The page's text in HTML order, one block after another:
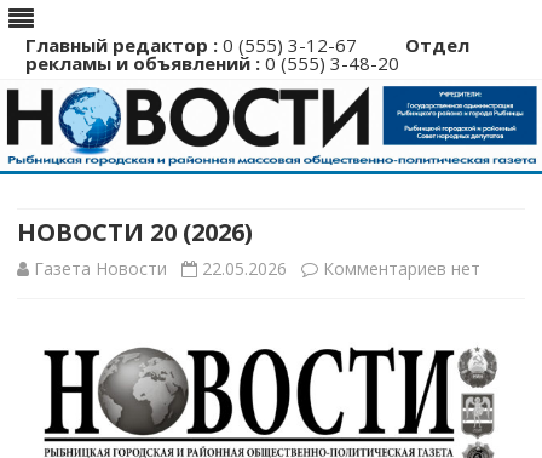
Главный редактор : 0 (555) 3-12-67 Отдел
рекламы и объявлений : 0 (555) 3-48-20
Перейти
НОВОСТИ 20 (2026)
Газета Новости 22.05.2026 Комментариев к
НОВОСТИ
20
(2026)
нет